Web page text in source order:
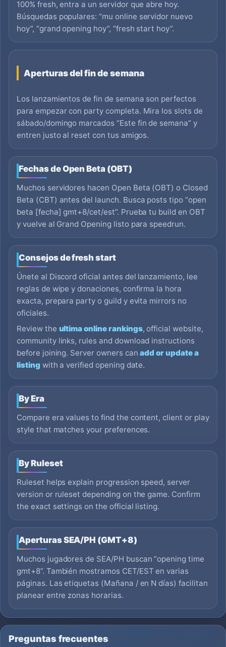
100% fresh, entra a un servidor que abre hoy.
Búsquedas populares: “mu online servidor nuevo
hoy”, “grand opening hoy”, “fresh start hoy”.
Aperturas del fin de semana
Los lanzamientos de fin de semana son perfectos
para empezar con party completa. Mira los slots de
sábado/domingo marcados “Este fin de semana” y
entren justo al reset con tus amigos.
Fechas de Open Beta (OBT)
Muchos servidores hacen Open Beta (OBT) o Closed
Beta (CBT) antes del launch. Busca posts tipo “open
beta [fecha] gmt+8/cet/est”. Prueba tu build en OBT
y vuelve al Grand Opening listo para speedrun.
Consejos de fresh start
Únete al Discord oficial antes del lanzamiento, lee
reglas de wipe y donaciones, confirma la hora
exacta, prepara party o guild y evita mirrors no
oficiales.
Review the ultima online rankings, official website,
community links, rules and download instructions
before joining. Server owners canadd or update a
listing with a verified opening date.
By Era
Compare era values to find the content, client or play
style that matches your preferences.
By Ruleset
Ruleset helps explain progression speed, server
version or ruleset depending on the game. Confirm
the exact settings on the official listing.
Aperturas SEA/PH (GMT+8)
Muchos jugadores de SEA/PH buscan “opening time
gmt+8”. También mostramos CET/EST en varias
páginas. Las etiquetas (Mañana / en N días) facilitan
planear entre zonas horarias.
Preguntas frecuentes